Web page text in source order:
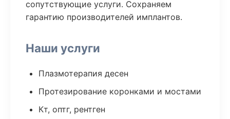
сопутствующие услуги. Сохраняем
гарантию производителей имплантов.
Наши услуги
Плазмотерапия десен
Протезирование коронками и мостами
Кт, оптг, рентген